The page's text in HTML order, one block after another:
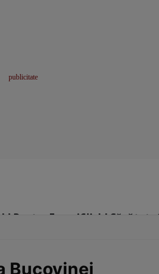
Pentru FemeiClick! Sănătate
Bucovinei